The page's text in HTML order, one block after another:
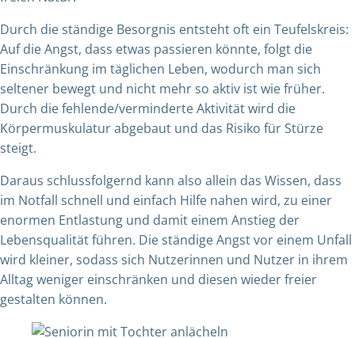
Durch die ständige Besorgnis entsteht oft ein Teufelskreis:
Auf die Angst, dass etwas passieren könnte, folgt die
Einschränkung im täglichen Leben, wodurch man sich
seltener bewegt und nicht mehr so aktiv ist wie früher.
Durch die fehlende/verminderte Aktivität wird die
Körpermuskulatur abgebaut und das Risiko für Stürze
steigt.
Daraus schlussfolgernd kann also allein das Wissen, dass
im Notfall schnell und einfach Hilfe nahen wird, zu einer
enormen Entlastung und damit einem Anstieg der
Lebensqualität führen. Die ständige Angst vor einem Unfall
wird kleiner, sodass sich Nutzerinnen und Nutzer in ihrem
Alltag weniger einschränken und diesen wieder freier
gestalten können.